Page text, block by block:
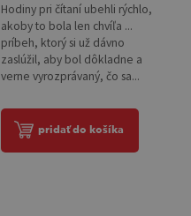
Hodiny pri čítaní ubehli rýchlo,
akoby to bola len chvíľa ...
príbeh, ktorý si už dávno
zaslúžil, aby bol dôkladne a
verne vyrozprávaný, čo sa...
pridať do košíka